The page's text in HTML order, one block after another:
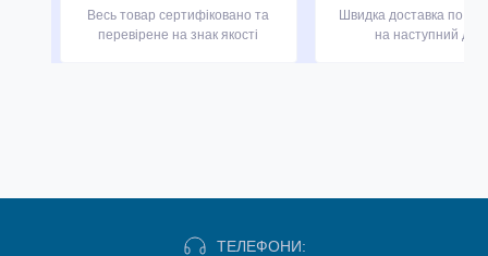
Весь товар сертифіковано та
перевірене на знак якості
Швидка доставка по всій
на наступний
ТЕЛЕФОНИ: